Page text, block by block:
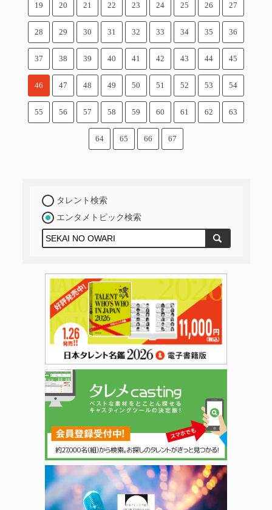
19 20 21 22 23 24 25 26 27
28 29 30 31 32 33 34 35 36
37 38 39 40 41 42 43 44 45
46 47 48 49 50 51 52 53 54
55 56 57 58 59 60 61 62 63
64 65 66 67
タレント検索
エンタメトピック検索
日本タレント名鑑